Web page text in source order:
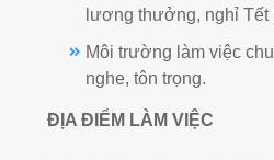
lương thưởng, nghỉ
Môi trường làm việc
nghe, tôn trọng.
ĐỊA ĐIỂM LÀM VIỆC